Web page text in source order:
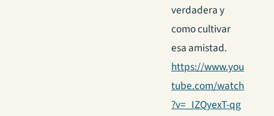
verdadera y
como cultivar
esa amistad.
https://www.you
tube.com/watch
?v=_IZQyexT-qg